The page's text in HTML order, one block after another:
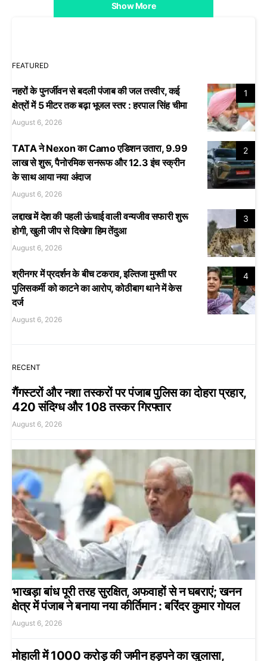
Show More
FEATURED
1
नहरों के पुनर्जीवन से बदली पंजाब की जल तस्वीर, कई
क्षेत्रों में 5 मीटर तक बढ़ा भूजल स्तर : हरपाल सिंह चीमा
August 6, 2026
2
TATA ने Nexon का Camo एडिशन उतारा, 9.99
लाख से शुरू, पैनोरमिक सनरूफ और 12.3 इंच स्क्रीन
के साथ आया नया अंदाज
August 6, 2026
3
लद्दाख में देश की पहली ऊंचाई वाली वन्यजीव सफारी शुरू
होगी, खुली जीप से दिखेगा हिम तेंदुआ
August 6, 2026
4
श्रीनगर में प्रदर्शन के बीच टकराव, इल्तिजा मुफ्ती पर
पुलिसकर्मी को काटने का आरोप, कोठीबाग थाने में केस
दर्ज
August 6, 2026
RECENT
गैंगस्टरों और नशा तस्करों पर पंजाब पुलिस का दोहरा प्रहार,
420 संदिग्ध और 108 तस्कर गिरफ्तार
August 6, 2026
भाखड़ा बांध पूरी तरह सुरक्षित, अफवाहों से न घबराएं; खनन
क्षेत्र में पंजाब ने बनाया नया कीर्तिमान : बरिंदर कुमार गोयल
August 6, 2026
मोहाली में 1000 करोड़ की जमीन हड़पने का खुलासा,